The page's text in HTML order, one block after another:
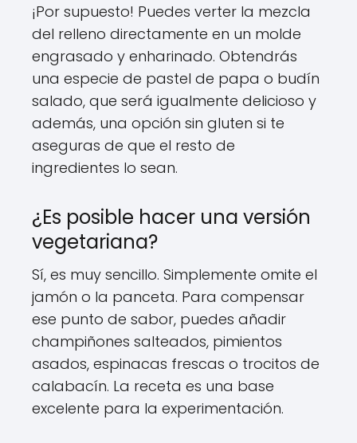
¡Por supuesto! Puedes verter la mezcla
del relleno directamente en un molde
engrasado y enharinado. Obtendrás
una especie de pastel de papa o budín
salado, que será igualmente delicioso y
además, una opción sin gluten si te
aseguras de que el resto de
ingredientes lo sean.
¿Es posible hacer una versión
vegetariana?
Sí, es muy sencillo. Simplemente omite el
jamón o la panceta. Para compensar
ese punto de sabor, puedes añadir
champiñones salteados, pimientos
asados, espinacas frescas o trocitos de
calabacín. La receta es una base
excelente para la experimentación.